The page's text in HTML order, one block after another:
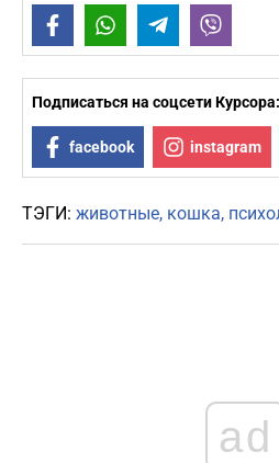
FacebookWhatsAppTelegram
Подписаться на соцсети Курсора:
facebook instagram
ТЭГИ: животные кошка
ad